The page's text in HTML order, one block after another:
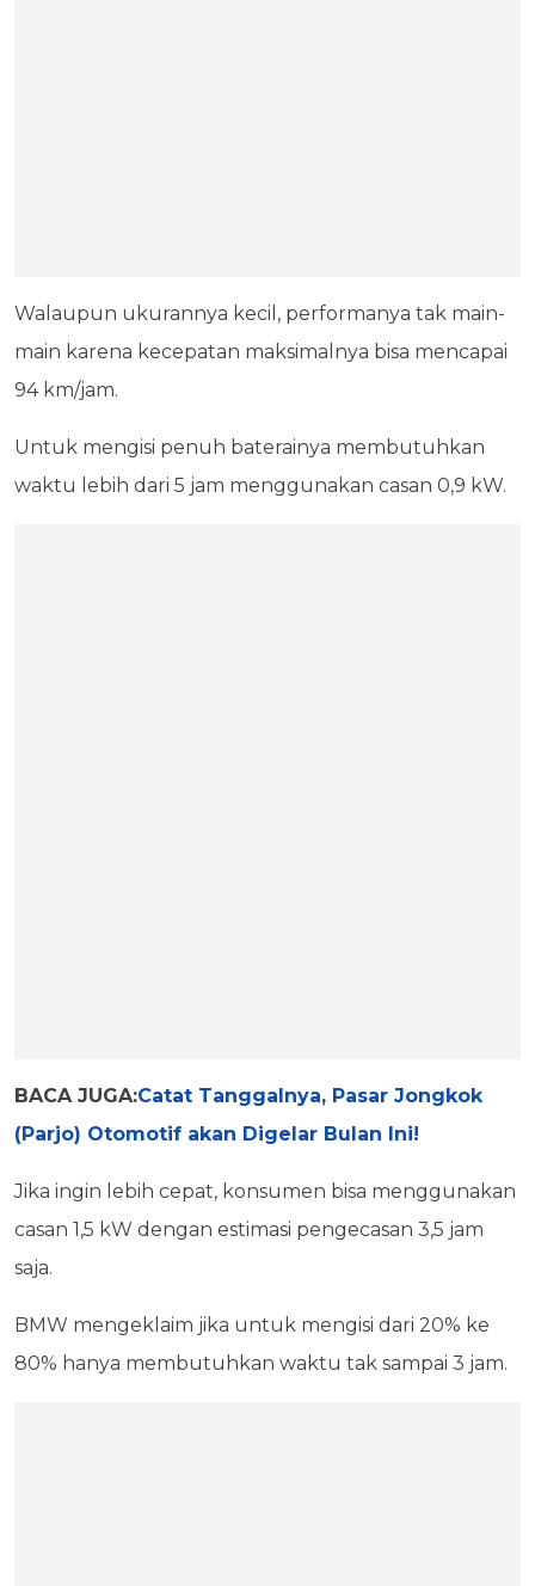
Walaupun ukurannya kecil, performanya tak main-
main karena kecepatan maksimalnya bisa mencapai
94 km/jam.
Untuk mengisi penuh baterainya membutuhkan
waktu lebih dari 5 jam menggunakan casan 0,9 kW.
BACA JUGA:Catat Tanggalnya, Pasar Jongkok
(Parjo) Otomotif akan Digelar Bulan Ini!
Jika ingin lebih cepat, konsumen bisa menggunakan
casan 1,5 kW dengan estimasi pengecasan 3,5 jam
saja.
BMW mengeklaim jika untuk mengisi dari 20% ke
80% hanya membutuhkan waktu tak sampai 3 jam.